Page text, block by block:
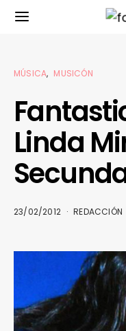
MÚSICA MUSICÓN
Linda
23/02/2012 REDACCIÓN